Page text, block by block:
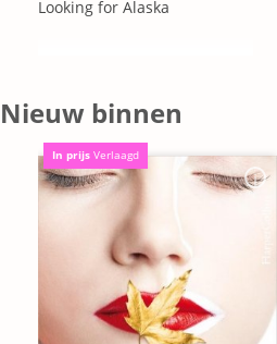
Looking for Alaska
Nieuw binnen
In prijs Verlaagd